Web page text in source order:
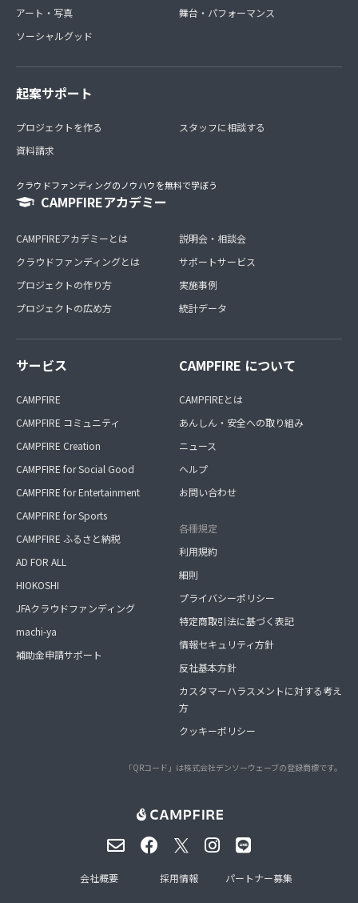
アート・写真
ソーシャルグッド
舞台・パフォーマンス
起案サポート
プロジェクトを作る
資料請求
スタッフに相談する
クラウドファンディングのノウハウを無料で学ぼう
CAMPFIREアカデミー
CAMPFIREアカデミーとは
クラウドファンディングとは
プロジェクトの作り方
プロジェクトの広め方
説明会・相談会
サポートサービス
実施事例
統計データ
サービス
CAMPFIRE
CAMPFIRE コミュニティ
CAMPFIRE Creation
CAMPFIRE for Social Good
CAMPFIRE for Entertainment
CAMPFIRE for Sports
CAMPFIRE ふるさと納税
AD FOR ALL
HIOKOSHI
JFAクラウドファンディング
machi-ya
補助金申請サポート
CAMPFIRE について
CAMPFIREとは
あんしん・安全への取り組み
ニュース
ヘルプ
お問い合わせ
各種規定
利用規約
細則
プライバシーポリシー
特定商取引法に基づく表記
情報セキュリティ方針
反社基本方針
カスタマーハラスメントに対する考え
方
クッキーポリシー
「QRコード」は株式会社デンソーウェーブの登録商標です。
会社概要 採用情報 パートナー募集